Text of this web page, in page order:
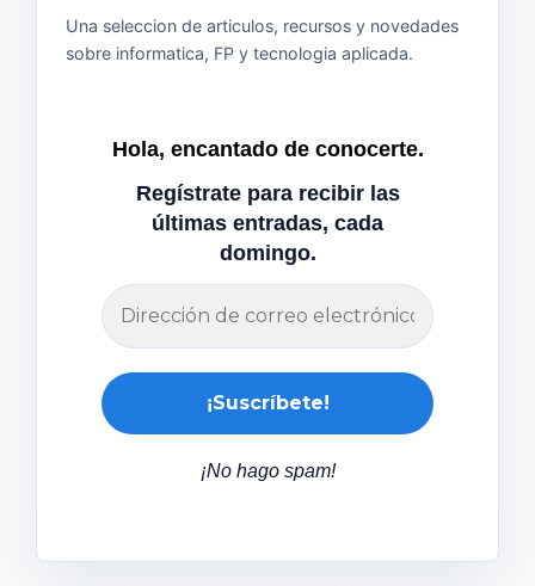
Una seleccion de articulos, recursos y novedades
sobre informatica, FP y tecnologia aplicada.
Hola, encantado de conocerte.
Regístrate para recibir las
últimas entradas, cada
domingo.
¡No hago spam!